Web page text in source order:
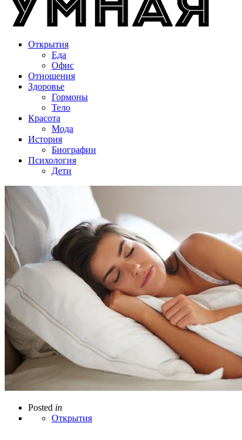
Открытия
Еда
Офис
Отношения
Здоровье
Гормоны
Тело
Красота
Мода
История
Биографии
Психология
Дети
Posted in
Открытия